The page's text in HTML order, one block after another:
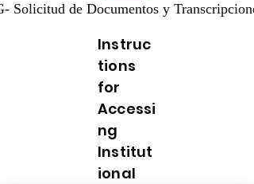
Solicitud de Documentos y
Instruc
tions
for
Accessi
ng
Institut
ional